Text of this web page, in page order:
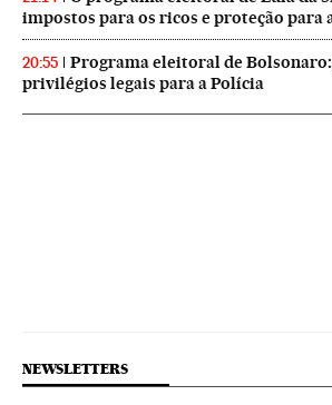
impostos para os ricos e proteção para
20:55
Programa eleitoral de
privilégios legais para a Polícia
NEWSLETTERS